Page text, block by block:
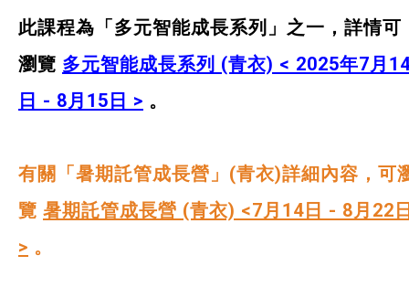
此課程為「多元智能成長系列」 之一，詳情可
瀏覽 多元智能成長系列 (青衣) < 2025年7月
日 - 8月15日 > 。
有關「暑期託管成長營」(青衣)詳細內容，可
覽 暑期託管成長營 (青衣) <7月14日 - 8月22
> 。